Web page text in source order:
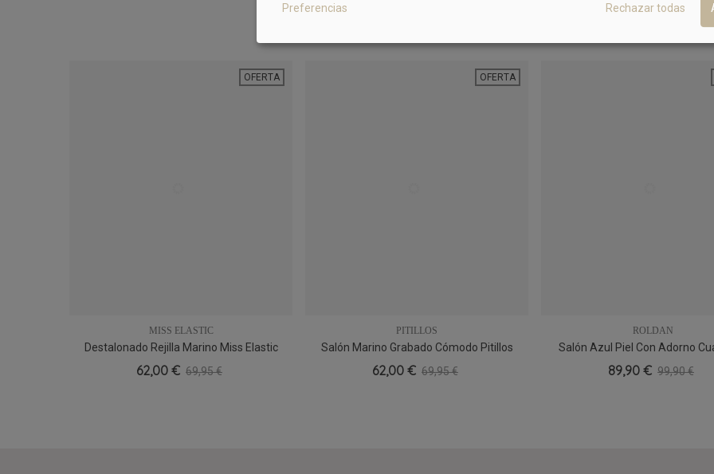
OFERTA
35 36 37
MISS ELASTIC
Destalonado Rejilla Marino Miss Elastic
078027
62,00 € 69,95 €
OFERTA
36 38 39 40 41
PITILLOS
Salón Marino Grabado Cómodo Pitillos
11130
62,00 € 69,95 €
39
ROLDAN
Salón Azul Piel Con Adorno
Roldan 3784
89,90 € 99,90 €
Preferencias Rechazar todas